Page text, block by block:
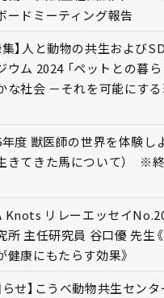
ードミーティング報告
集】人と動物の共生および
ウム 2024 「ペットとの暮
な社会 －それを可能にす
度 獣医師の世界を体験しよ
きてきた馬について） ※
Knots リレーエッセイ
所 主任研究員 谷口優 先生
健康にもたらす効果》
らせ】こうべ動物共生センタ